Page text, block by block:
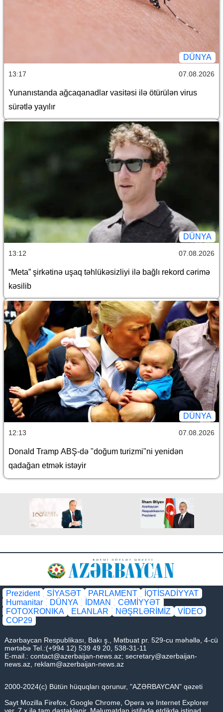
DÜNYA
13:17 07.08.2026
Yunanıstanda ağcaqanadlar vasitəsi ilə ötürülən virus
sürətlə yayılır
DÜNYA
13:12 07.08.2026
“Meta” şirkətinə uşaq təhlükəsizliyi ilə bağlı rekord cərimə
kəsilib
DÜNYA
12:13 07.08.2026
Donald Tramp ABŞ-də "doğum turizmi"ni yenidən
qadağan etmək istəyir
Prezident SİYASƏT PARLAMENT
İQTİSADİYYAT
Humanitar
DÜNYA İDMAN
CƏMİYYƏT
FOTOXRONIKA
ELANLAR NƏŞRLƏRİMİZ
VİDEO
COP29
Azərbaycan Respublikası, Bakı ş., Mətbuat pr. 529-cu məhəllə, 4-cü
mərtəbə Tel.:(+994 12) 539 49 20, 538-31-11
E-mail.: contact@azerbaijan-news.az; secretary@azerbaijan-
news.az, reklam@azerbaijan-news.az
2000-2024(c) Bütün hüquqları qorunur, "AZƏRBAYCAN" qəzeti
Sayt Mozilla Firefox, Google Chrome, Opera və Internet Explorer